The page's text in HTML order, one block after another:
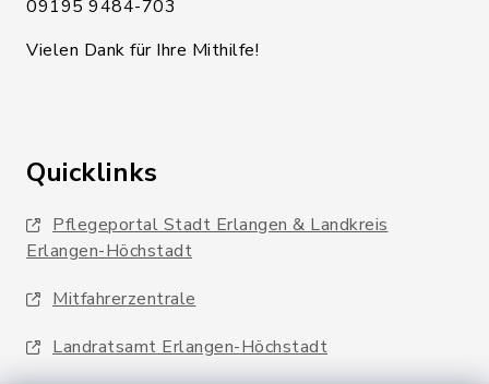
09195 9484-703
Vielen Dank für Ihre Mithilfe!
Quicklinks
Pflegeportal Stadt Erlangen & Landkreis
Erlangen-Höchstadt
Mitfahrerzentrale
Landratsamt Erlangen-Höchstadt